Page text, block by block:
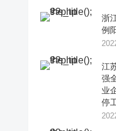
浙
例
江
强
业
停